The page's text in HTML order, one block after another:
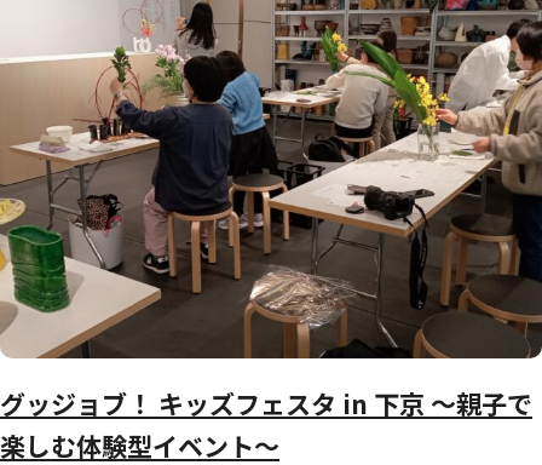
グッジョブ！ キッズフェスタ in 下京 ～親子で
楽しむ体験型イベント～